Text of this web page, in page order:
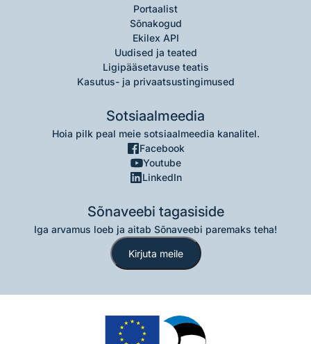
Portaalist
Sõnakogud
Ekilex API
Uudised ja teated
Ligipääsetavuse teatis
Kasutus- ja privaatsustingimused
Sotsiaalmeedia
Hoia pilk peal meie sotsiaalmeedia kanalitel.
Facebook
Youtube
LinkedIn
Sõnaveebi tagasiside
Iga arvamus loeb ja aitab Sõnaveebi paremaks teha!
Kirjuta meile